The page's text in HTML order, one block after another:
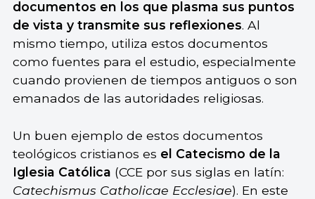
documentos en los que plasma sus puntos
de vista y transmite sus reflexiones. Al
mismo tiempo, utiliza estos documentos
como fuentes para el estudio, especialmente
cuando provienen de tiempos antiguos o son
emanados de las autoridades religiosas.
Un buen ejemplo de estos documentos
teológicos cristianos es el Catecismo de la
Iglesia Católica (CCE por sus siglas en latín:
Catechismus Catholicae Ecclesiae). En este